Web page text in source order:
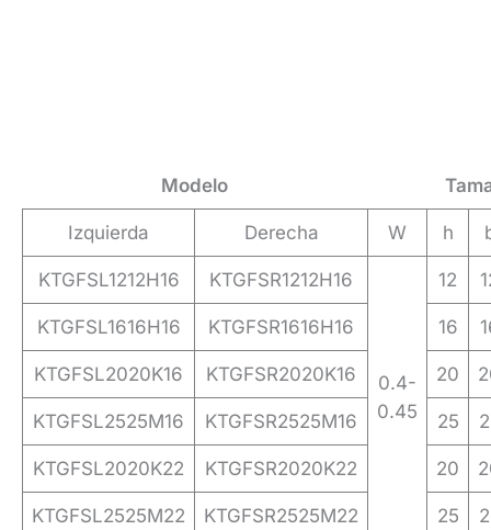
Modelo
Izquierda Derecha W h
KTGFSL1212H16 KTGFSR1212H16
0.4-
0.45
12
KTGFSL1616H16 KTGFSR1616H16 16
KTGFSL2020K16 KTGFSR2020K16 20
KTGFSL2525M16 KTGFSR2525M16 25
KTGFSL2020K22 KTGFSR2020K22 20
KTGFSL2525M22 KTGFSR2525M22 25